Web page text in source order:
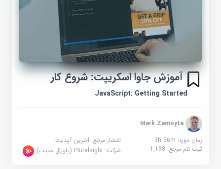
آموزش جاوا اسکریپت: شروع کار
JavaScript: Getting Started
Mark Zamoyta
زمان دوره: 3h 56m
انتشار مرجع:آخرین آپدیت
ثبت نام مرجع:1,198 شرکت:Pluralsight (پلورال سایت)